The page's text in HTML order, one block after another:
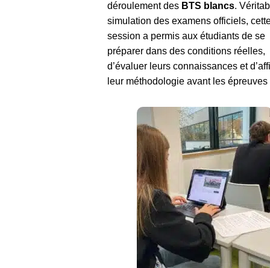
déroulement des BTS blancs.
simulation des examens officiels,
session a permis aux étudiants de se
préparer dans des conditions réelles,
d’évaluer leurs connaissances et
leur méthodologie avant les